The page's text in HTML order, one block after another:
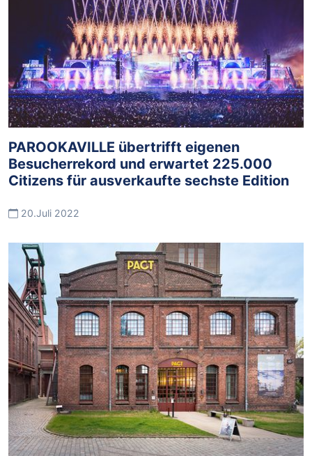
PAROOKAVILLE übertrifft eigenen
Besucherrekord und erwartet 225.000
Citizens für ausverkaufte sechste Edition
20.Juli 2022